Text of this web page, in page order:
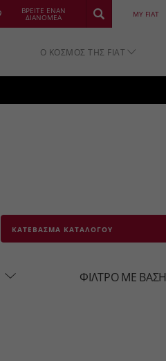
ΒΡΕΙΤΕ ΕΝΑΝ
ΔΙΑΝΟΜΕΑ MY FIAT
Ο ΚΟΣΜΟΣ ΤΗΣ FIAT
ΚΑΤΕΒΑΣΜΑ ΚΑΤΑΛΟΓΟΥ
ΦΙΛΤΡΟ ΜΕ ΒΑΣΗ